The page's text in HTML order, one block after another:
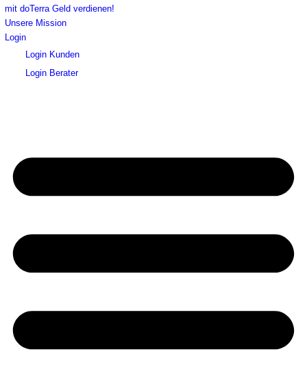
mit doTerra Geld verdienen!
Unsere Mission
Login
Login Kunden
Login Berater